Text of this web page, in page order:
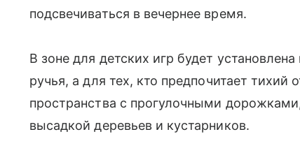
подсвечиваться в вечернее время.
В зоне для детских игр будет
ручья, а для тех, кто предпочитает
пространства с прогулочными
высадкой деревьев и кустарников.